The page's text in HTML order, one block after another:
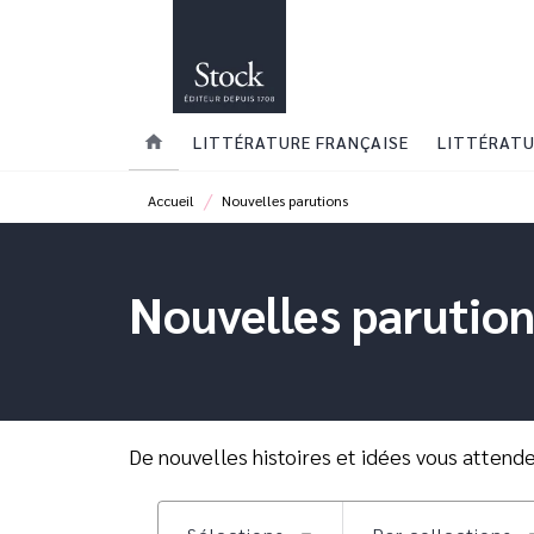
home LITTÉRATURE FRANÇAISE
Accueil / Nouvelles parutions
Nouvelles
De nouvelles histoires et idées vous